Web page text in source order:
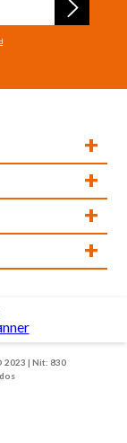
+
+
+
+
2023 | Nit: 830